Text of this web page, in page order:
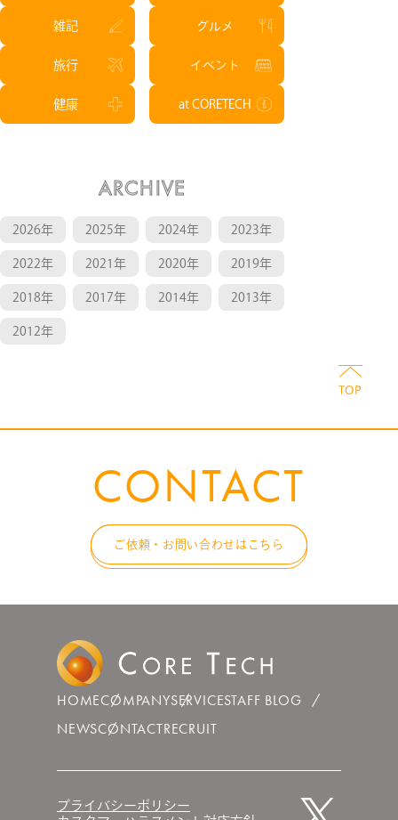
雑記 グルメ
旅行 イベント
健康 at CORETECH
ARCHIVE
2026年 2025年 2024年 2023年
2022年 2021年 2020年 2019年
2018年 2017年 2014年 2013年
2012年
CONTACT
ご依頼・お問い合わせはこちら
HOMECOMPANYSERVICESTAFF BLOG
NEWSCONTACTRECRUIT
プライバシーポリシー